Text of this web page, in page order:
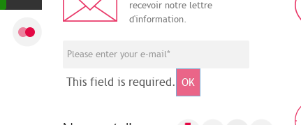
recevoir notre lettre
d'information.
This field is required. OK